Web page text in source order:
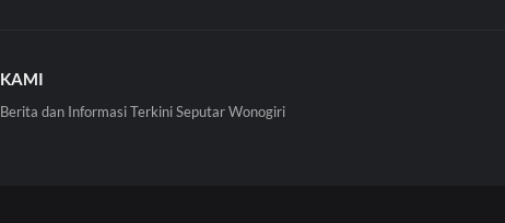
KAMI
Berita dan Informasi Terkini Seputar Wonogiri